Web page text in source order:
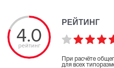
4.0
рейтинг
РЕЙТИНГ
При расчёте
для всех